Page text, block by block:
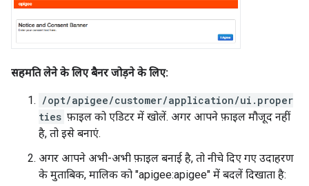
सहमति लेने के लिए बैनर जोड़ने के लिए:
/opt/apigee/customer/application/ui.proper
ties फ़ाइल को एडिटर में खोलें. अगर आपने फ़ाइल मौजूद नहीं
है, तो इसे बनाएं.
अगर आपने अभी-अभी फ़ाइल बनाई है, तो नीचे दिए गए उदाहरण
के मुताबिक, मालिक को "apigee:apigee" में बदलें दिखाता है: